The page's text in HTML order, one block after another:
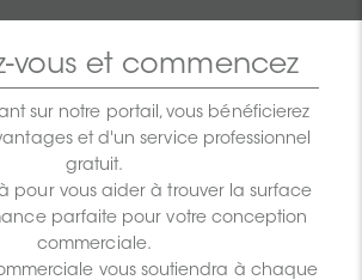
vous et commencez
sur notre portail, vous bénéficierez
et d'un service professionnel
gratuit.
pour vous aider à trouver la surface
parfaite pour votre conception
commerciale.
vous soutiendra à chaque